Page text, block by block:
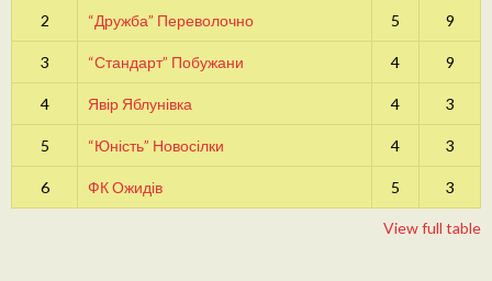
2 “Дружба” Переволочно 5 9
3 “Стандарт” Побужани 4 9
4 Явір Яблунівка 4 3
5 “Юність” Новосілки 4 3
6 ФК Ожидів 5 3
View full table